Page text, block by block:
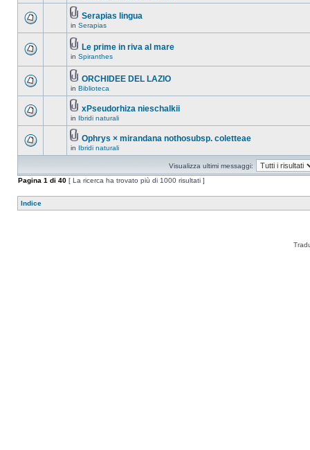
Serapias lingua
in Serapias
Le prime in riva al mare
in Spiranthes
ORCHIDEE DEL LAZIO
in Biblioteca
xPseudorhiza nieschalkii
in Ibridi naturali
Ophrys × mirandana nothosubsp. coletteae
in Ibridi naturali
Visualizza ultimi messaggi:
Pagina 1 di 40 [ La ricerca ha trovato più di 1000 risultati ]
Indice